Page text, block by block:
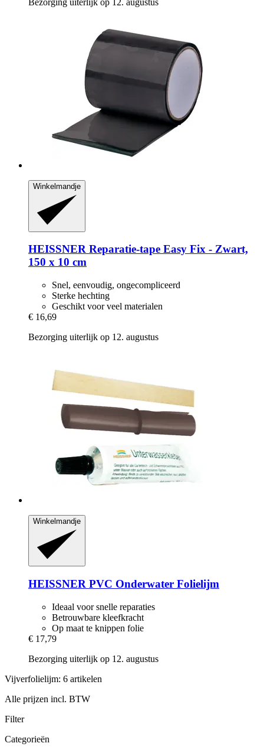
Bezorging uiterlijk op 12. augustus
Winkelmandje
HEISSNER Reparatie-​tape Easy Fix -​ Zwart,
150 x 10 cm
Snel, eenvoudig, ongecompliceerd
Sterke hechting
Geschikt voor veel materialen
€ 16,69
Bezorging uiterlijk op 12. augustus
Winkelmandje
HEISSNER PVC Onderwater Folielijm
Ideaal voor snelle reparaties
Betrouwbare kleefkracht
Op maat te knippen folie
€ 17,79
Bezorging uiterlijk op 12. augustus
Vijverfolielijm: 6 artikelen
Alle prijzen incl. BTW
Filter
Categorieën